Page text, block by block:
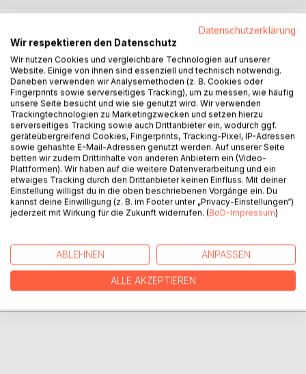
Ein Zwerg lebt im grünen Wald.
Alles ist grün, doch er möchte so gerne auch andere
Farben kennenlernen.
Also begibt er sich eines Tages auf eine Reise.
Die führt ihn bis ans Meer und er entdeckt, welche Farben
das Sonnenlicht herbeizaubern kann.
Dann findet er heraus, wie auch er ein Farbenzauberer wird
und die Farben mit in seinen Wald nehmen kann.
Für Kinder im Alter von 5-7 Jahre.
AUTOR/IN
PRESSESTIMMEN
REZENSIONEN
Datenschutzerklärung
Wir respektieren den Datenschutz
Wir nutzen Cookies und vergleichbare Technologien auf unserer
Website. Einige von ihnen sind essenziell und technisch notwendig.
Daneben verwenden wir Analysemethoden (z. B. Cookies oder
Fingerprints sowie serverseitiges Tracking), um zu messen, wie häufig
unsere Seite besucht und wie sie genutzt wird. Wir verwenden
Trackingtechnologien zu Marketingzwecken und setzen hierzu
serverseitiges Tracking sowie auch Drittanbieter ein, wodurch ggf.
geräteübergreifend Cookies, Fingerprints, Tracking-Pixel, IP-Adressen
sowie gehashte E-Mail-Adressen genutzt werden. Auf unserer Seite
betten wir zudem Drittinhalte von anderen Anbietern ein (Video-
Plattformen). Wir haben auf die weitere Datenverarbeitung und ein
etwaiges Tracking durch den Drittanbieter keinen Einfluss. Mit deiner
Einstellung willigst du in die oben beschriebenen Vorgänge ein. Du
kannst deine Einwilligung (z. B. im Footer unter „Privacy-Einstellungen“)
jederzeit mit Wirkung für die Zukunft widerrufen. (BoD-Impressum)
ABLEHNEN ANPASSEN
ALLE AKZEPTIEREN